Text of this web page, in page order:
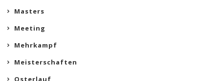
Masters
Meeting
Mehrkampf
Meisterschaften
Osterlauf